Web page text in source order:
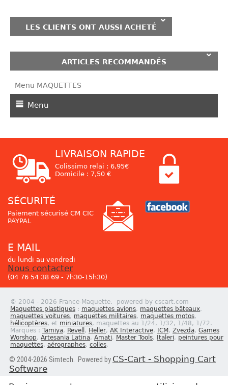
LES CLIENTS ONT AUSSI ACHETÉ
ARTICLES RECOMMANDÉS
Menu MAQUETTES
Menu
LIVRAISON RAPIDE
Colissimo relai : 6,95€
Domicile : 7,50 €
SÉCURITÉ
Paiement sécurisé CM CIC
PAYPAL
E MAIL
du lundi au vendredi
Nous contacter
(04 76 54 38 69 - 7h30-15h30)
© 2004 - 2026 France-Maquette. powered by cscart.com
Maquettes plastiques : maquettes avions, maquettes bâteaux,
maquettes voitures, maquettes militaires, maquettes motos,
hélicoptères, et miniatures, maquettes au 1/24, 1/32, 1/48, 1/72.
Marques : Tamiya, Revell , Heller, AK Interactive, ICM , Zvezda, Games
Worshop, Artesania Latina, Amati, Master Tools, Italeri, peintures pour
maquettes, aérographes, colles.
© 2004-2026 Simtech. Powered by CS-Cart - Shopping Cart
Software